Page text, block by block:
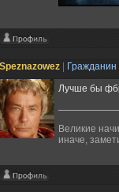
Speznazowez
Гражданин
Лучше бы
Великие
иначе,